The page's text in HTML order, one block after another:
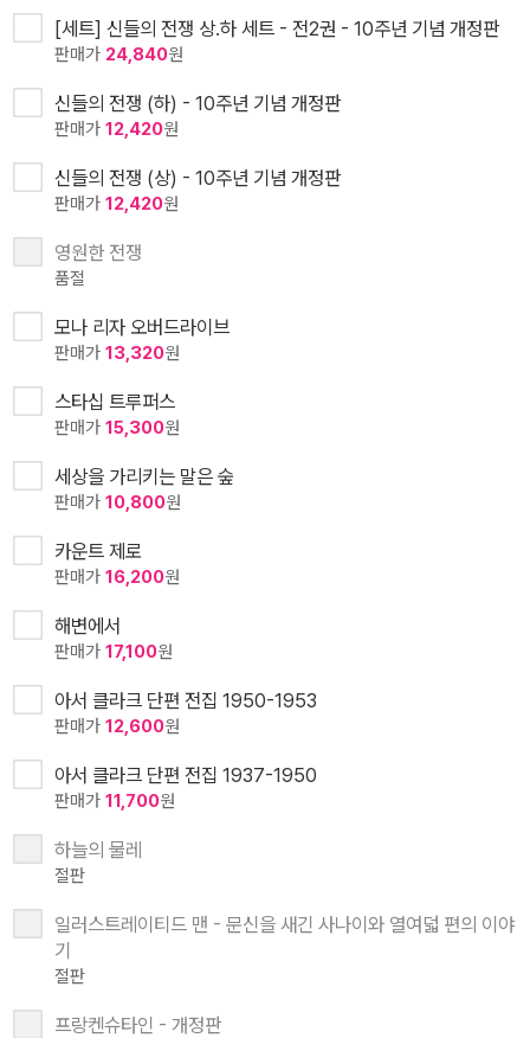
[세트] 신들의 전쟁 상.하 세트 - 전2권 - 10주년 기념 개정판
판매가 24,840원
신들의 전쟁 (하) - 10주년 기념 개정판
판매가 12,420원
신들의 전쟁 (상) - 10주년 기념 개정판
판매가 12,420원
영원한 전쟁
품절
모나 리자 오버드라이브
판매가 13,320원
스타십 트루퍼스
판매가 15,300원
세상을 가리키는 말은 숲
판매가 10,800원
카운트 제로
판매가 16,200원
해변에서
판매가 17,100원
아서 클라크 단편 전집 1950-1953
판매가 12,600원
아서 클라크 단편 전집 1937-1950
판매가 11,700원
하늘의 물레
절판
일러스트레이티드 맨 - 문신을 새긴 사나이와 열여덟 편의 이야
기
절판
프랑켄슈타인 - 개정판